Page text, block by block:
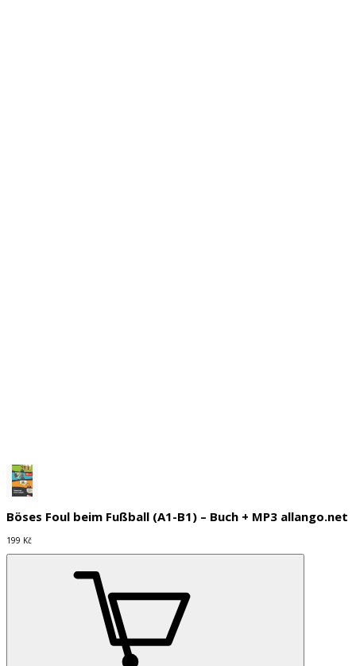
Böses Foul beim Fußball (A1-B1) – Buch + MP3 allango.net
199 Kč